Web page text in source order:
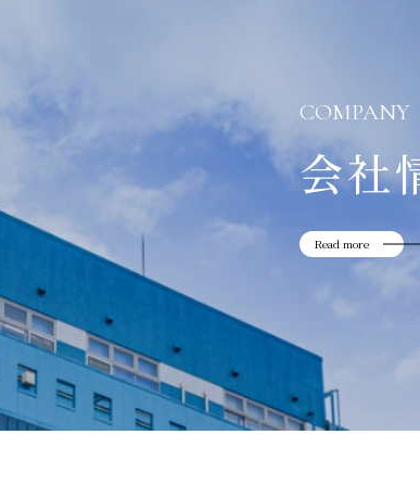
COMPANY
会社
Read more